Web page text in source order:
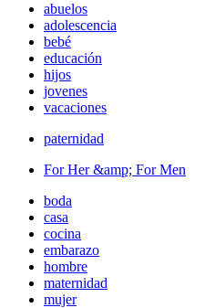
abuelos
adolescencia
bebé
educación
hijos
jovenes
vacaciones
paternidad
For Her &amp; For Men
boda
casa
cocina
embarazo
hombre
maternidad
mujer